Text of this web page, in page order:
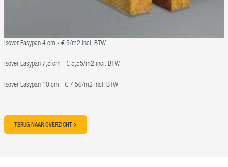
Isover Easypan 4 cm - € 3/m2 incl. BTW
Isover Easypan 7,5 cm - € 5,55/m2 incl. BTW
Isover Easypan 10 cm - € 7,56/m2 incl. BTW
TERUG NAAR OVERZICHT